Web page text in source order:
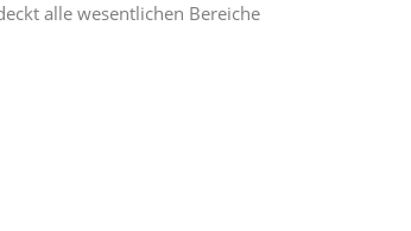
alle wesentlichen Bereiche